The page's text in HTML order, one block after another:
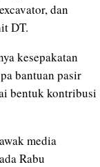
dan
DT.
kesepakatan
bantuan pasir
bentuk kontribusi
media
Rabu